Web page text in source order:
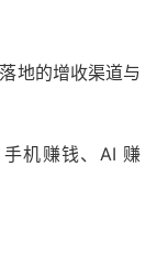
地的增收渠道与
机赚钱、AI 赚